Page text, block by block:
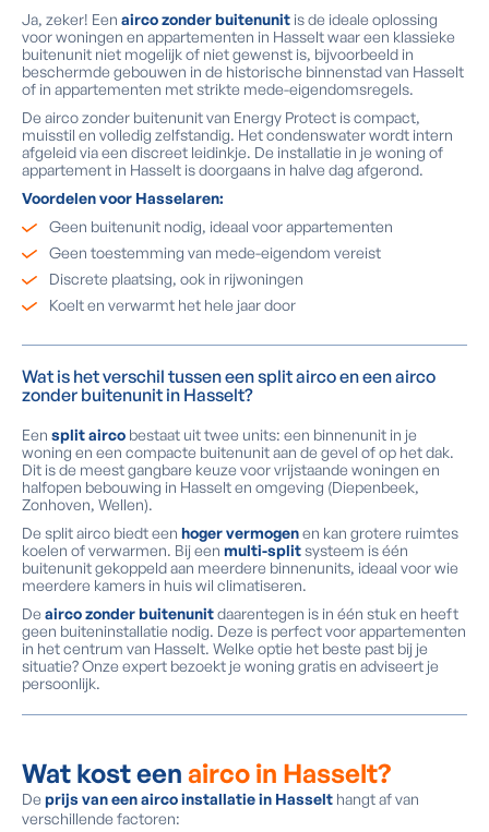
Ja, zeker! Een airco zonder buitenunit is de ideale oplossing
voor woningen en appartementen in Hasselt waar een klassieke
buitenunit niet mogelijk of niet gewenst is, bijvoorbeeld in
beschermde gebouwen in de historische binnenstad van Hasselt
of in appartementen met strikte mede-eigendomsregels.
De airco zonder buitenunit van Energy Protect is compact,
muisstil en volledig zelfstandig. Het condenswater wordt intern
afgeleid via een discreet leidinkje. De installatie in je woning of
appartement in Hasselt is doorgaans in halve dag afgerond.
Voordelen voor Hasselaren:
Geen buitenunit nodig, ideaal voor appartementen
Geen toestemming van mede-eigendom vereist
Discrete plaatsing, ook in rijwoningen
Koelt en verwarmt het hele jaar door
Wat is het verschil tussen een split airco en een airco
zonder buitenunit in Hasselt?
Een split airco bestaat uit twee units: een binnenunit in je
woning en een compacte buitenunit aan de gevel of op het dak.
Dit is de meest gangbare keuze voor vrijstaande woningen en
halfopen bebouwing in Hasselt en omgeving (Diepenbeek,
Zonhoven, Wellen).
De split airco biedt een hoger vermogenen kan grotere ruimtes
koelen of verwarmen. Bij een multi-splitsysteem is één
buitenunit gekoppeld aan meerdere binnenunits, ideaal voor wie
meerdere kamers in huis wil climatiseren.
De airco zonder buitenunitdaarentegen is in één stuk en heeft
geen buiteninstallatie nodig. Deze is perfect voor appartementen
in het centrum van Hasselt. Welke optie het beste past bij je
situatie? Onze expert bezoekt je woning gratis en adviseert je
persoonlijk.
Wat kost een airco in Hasselt?
De prijs van een airco installatie in Hasselt hangt af van
verschillende factoren: